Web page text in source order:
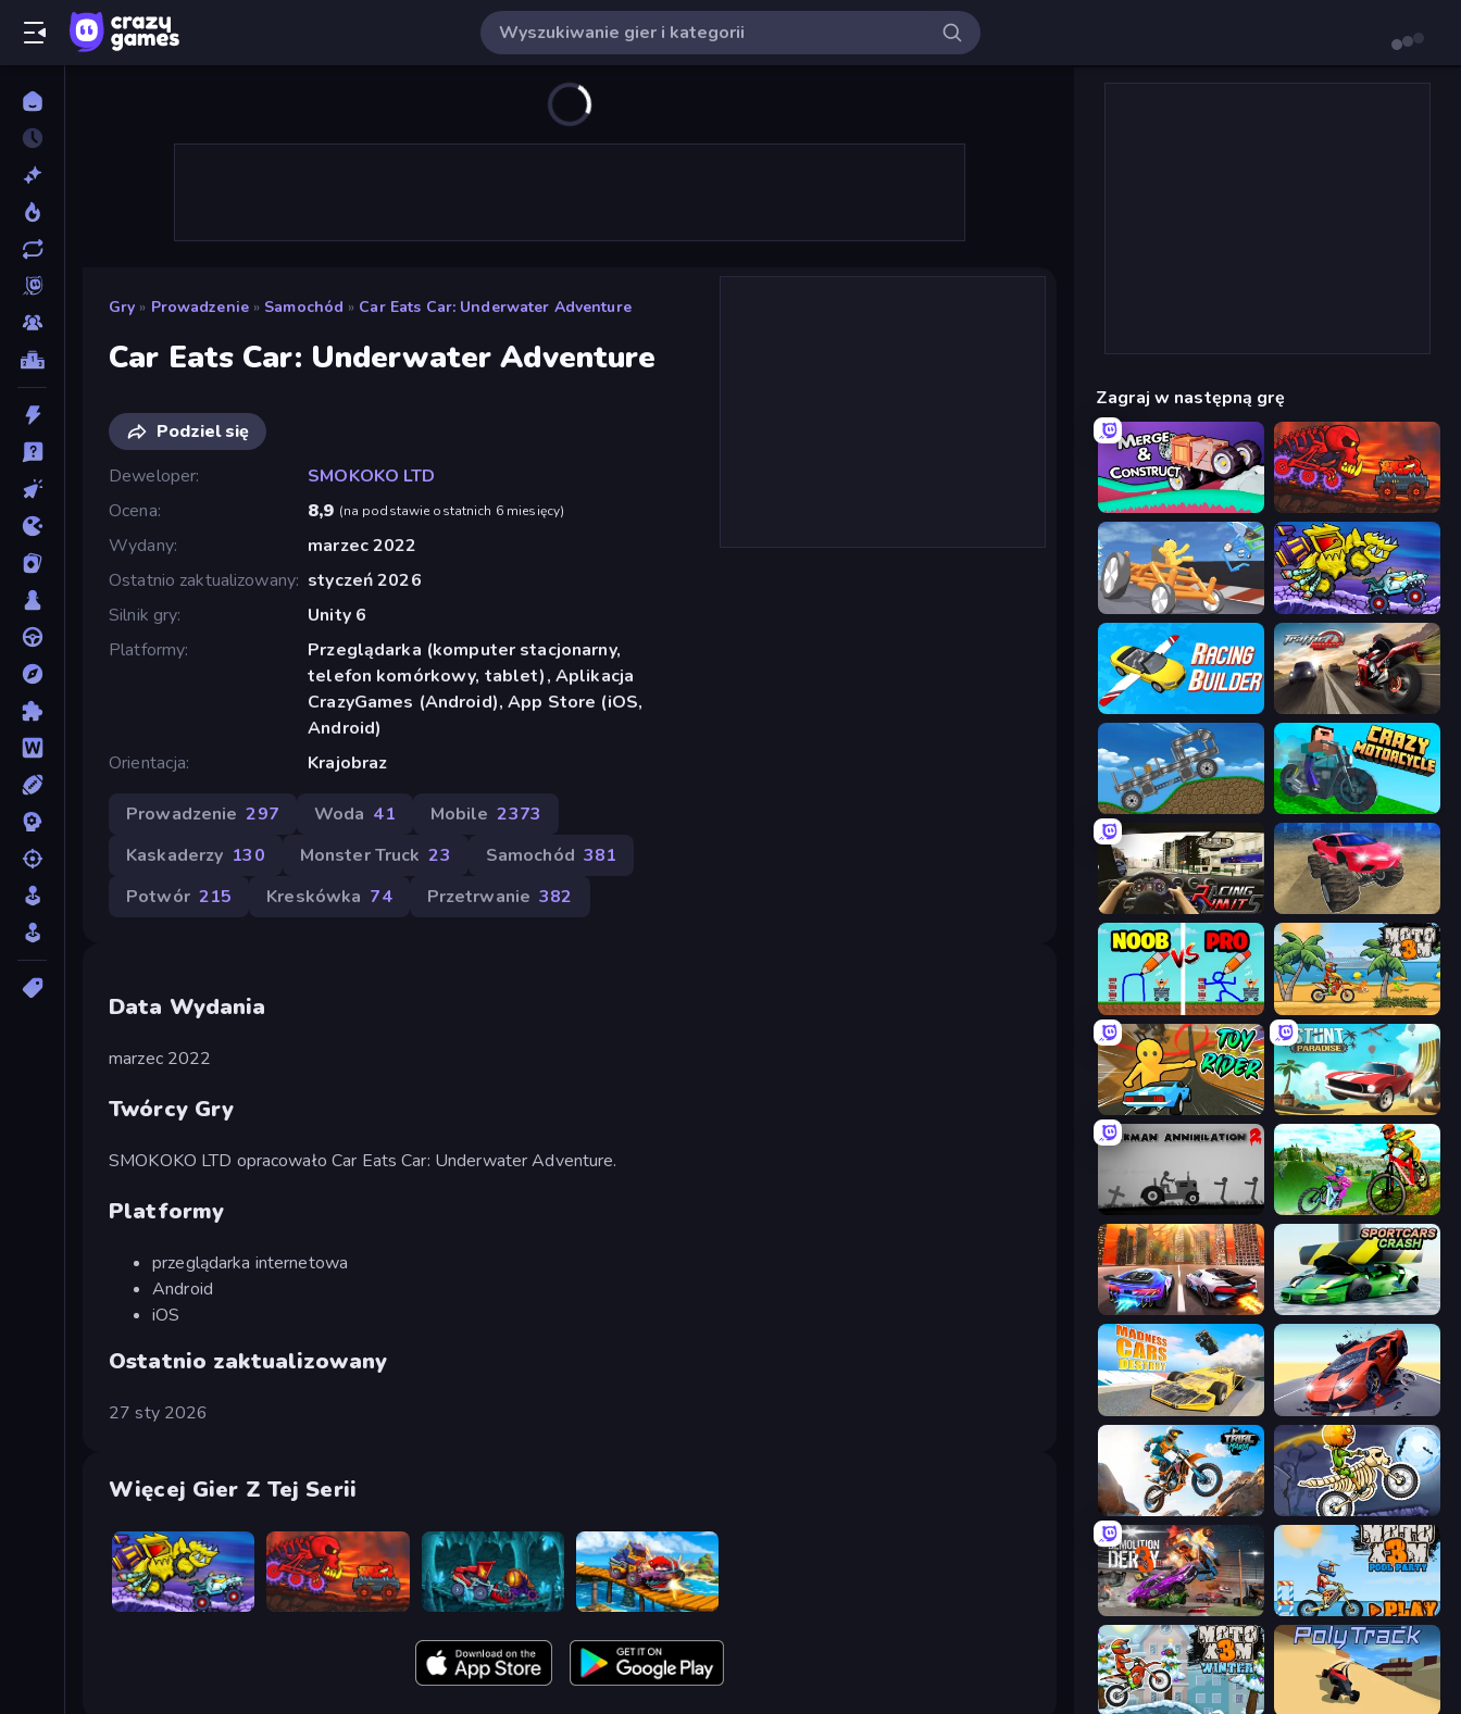
Gry » Prowadzenie » Samochód » Car Eats Car: Underwater Adventure
Car Eats Car: Underwater Adventure
Podziel się
Deweloper
SMOKOKO LTD
Ocena
8,9 (na podstawie ostatnich 6 miesięcy)
Wydany
marzec 2022
Ostatnio zaktualizowany styczeń 2026
Silnik gry
Unity 6
Platformy
Przeglądarka (komputer stacjonarny,
telefon komórkowy, tablet), Aplikacja
CrazyGames (Android), App Store (iOS,
Android)
Orientacja
Krajobraz
Prowadzenie 297 Woda 41 Mobile 2373
Kaskaderzy 130 Monster Truck 23 Samochód 381
Potwór 215 Kreskówka 74 Przetrwanie 382
Data Wydania
marzec 2022
Twórcy Gry
SMOKOKO LTD opracowało Car Eats Car: Underwater Adventure.
Platformy
przeglądarka internetowa
Android
iOS
Ostatnio zaktualizowany
27 sty 2026
Więcej Gier Z Tej Serii
Car Eats Car: Arctic Adventure Car Eats Car: Volcanic Adventure Car Eats Car: Dungeon Adventure Car Eats Car: Sea Adventure
Zagraj w następną grę
Merge & Construct Car Eats Car: Volcanic Adventure
Draw Crash Race Car Eats Car: Arctic Adventure
Racing Builder Traffic Rider
Move It! Crazy Motorcycle
Racing Limits
DOP Noob: Draw to Save Moto X3M
Toy Rider Stunt Paradise
Stickman Annihilation 2 MX Offroad Master
Night City Racing Sportcars Crash
Madness Cars Destroy Hyper Cars Ramp Crash
Trial Mania Moto X3M 6: Spooky Land
Demolition Derby 3 Moto X3M 5: Pool Party
Moto X3M 4 Winter